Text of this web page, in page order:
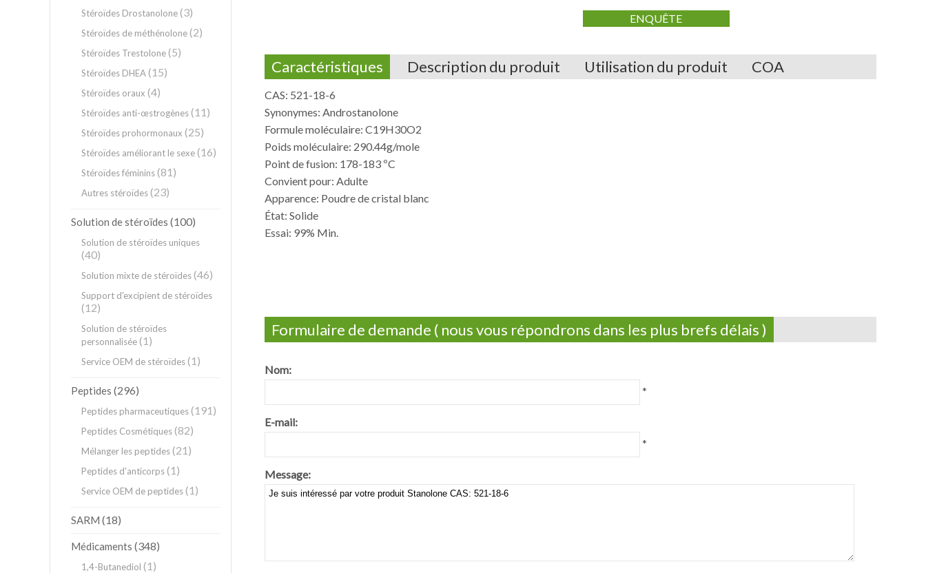
ENQUÊTE
Caractéristiques Description du produit Utilisation du produit COA
CAS: 521-18-6
Synonymes: Androstanolone
Formule moléculaire: C19H30O2
Poids moléculaire: 290.44g/mole
Point de fusion: 178-183 ºC
Convient pour: Adulte
Apparence: Poudre de cristal blanc
État: Solide
Essai: 99% Min.
Formulaire de demande ( nous vous répondrons dans les plus brefs délais )
Nom:
*
E-mail:
*
Message:
Stéroïdes Drostanolone(3)
Stéroïdes de méthénolone(2)
Stéroïdes Trestolone(5)
Stéroïdes DHEA(15)
Stéroïdes oraux (4)
Stéroïdes anti-œstrogènes(11)
Stéroïdes prohormonaux (25)
Stéroïdes améliorant le sexe(16)
Stéroïdes féminins(81)
Autres stéroïdes(23)
Solution de stéroïdes (100)
Solution de stéroïdes uniques
(40)
Solution mixte de stéroïdes(46)
Support d'excipient de stéroïdes
(12)
Solution de stéroïdes
personnalisée(1)
Service OEM de stéroïdes(1)
Peptides (296)
Peptides pharmaceutiques(191)
Peptides Cosmétiques(82)
Mélanger les peptides(21)
Peptides d'anticorps(1)
Service OEM de peptides(1)
SARM (18)
Médicaments (348)
1,4-Butanediol (1)